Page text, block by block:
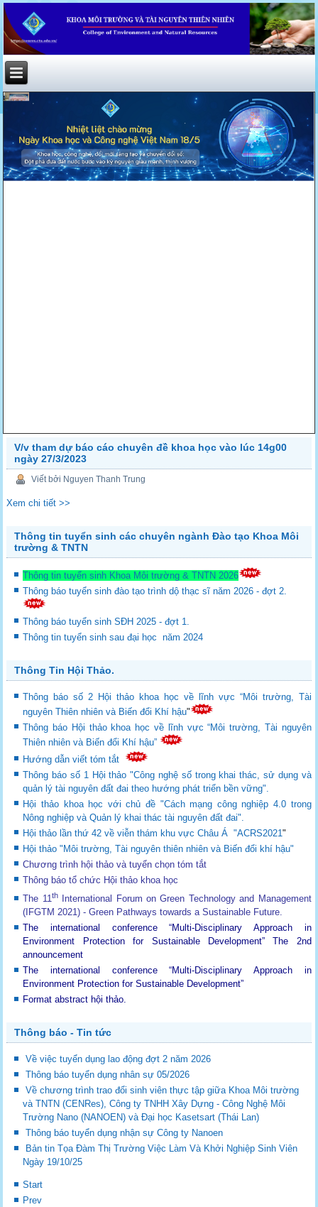
V/v tham dự báo cáo chuyên đề khoa học vào lúc 14g00
ngày 27/3/2023
Viết bởi Nguyen Thanh Trung
Xem chi tiết >>
Thông tin tuyển sinh các chuyên ngành Đào tạo Khoa Môi
trường & TNTN
Thông tin tuyển sinh Khoa Môi trường & TNTN 2026
Thông báo tuyển sinh đào tạo trình dộ thạc sĩ năm 2026 - đợt 2.
Thông báo tuyển sinh SĐH 2025 - đợt 1.
Thông tin tuyển sinh sau đại học năm 2024
Thông Tin Hội Thảo.
Thông báo số 2 Hội thảo khoa học về lĩnh vực “Môi trường, Tài
nguyên Thiên nhiên và Biến đổi Khí hậu"
Thông báo Hội thảo khoa học về lĩnh vực “Môi trường, Tài nguyên
Thiên nhiên và Biến đổi Khí hậu”
Hướng dẫn viết tóm tắt
Thông báo số 1 Hội thảo "Công nghệ số trong khai thác, sử dụng và
quản lý tài nguyên đất đai theo hướng phát triển bền vững".
Hội thảo khoa học với chủ đề "Cách mạng công nghiệp 4.0 trong
Nông nghiệp và Quản lý khai thác tài nguyên đất đai".
Hội thảo lần thứ 42 về viễn thám khu vực Châu Á "ACRS2021"
Hội thảo "Môi trường, Tài nguyên thiên nhiên và Biến đổi khí hậu"
Chương trình hội thảo và tuyển chọn tóm tắt
Thông báo tổ chức Hội thảo khoa học
The 11thInternational Forum on Green Technology and Management
(IFGTM 2021) - Green Pathways towards a Sustainable Future.
The international conference “Multi-Disciplinary Approach in
Environment Protection for Sustainable Development”The 2nd
announcement
The international conference “Multi-Disciplinary Approach in
Environment Protection for Sustainable Development”
Format abstract hội thảo.
Thông báo - Tin tức
Về việc tuyển dụng lao động đợt 2 năm 2026
Thông báo tuyển dụng nhân sự 05/2026
Về chương trình trao đổi sinh viên thực tập giữa Khoa Môi trường
và TNTN (CENRes), Công ty TNHH Xây Dựng - Công Nghệ Môi
Trường Nano (NANOEN) và Đại học Kasetsart (Thái Lan)
Thông báo tuyển dụng nhận sự Công ty Nanoen
Bản tin Tọa Đàm Thị Trường Việc Làm Và Khởi Nghiệp Sinh Viên
Ngày 19/10/25
Start
Prev